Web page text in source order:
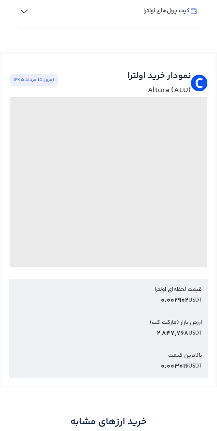
کیف پول‌های اولترا
نمودار خرید اولترا
Altura (ALU)
امروز ١٥ مرداد ١٤٠٥
قیمت لحظه‌ای اولترا
USDT
0.002902
ارزش بازار (مارکت کپ)
USDT
2,847,768
بالاترین قیمت
USDT
0.003016
خرید ارزهای مشابه